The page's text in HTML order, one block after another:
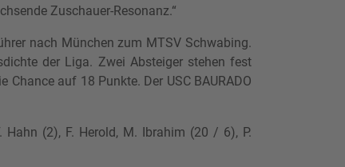
Zuschauer-Resonanz.“
nach München zum MTSV Schwabing.
der Liga. Zwei Absteiger stehen fest
auf 18 Punkte. Der USC BAURADO
(2), F. Herold, M. Ibrahim (20 / 6), P.